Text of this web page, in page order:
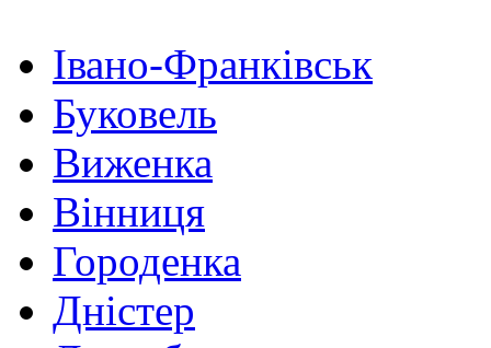
Івано-Франківськ
Буковель
Виженка
Вінниця
Городенка
Дністер